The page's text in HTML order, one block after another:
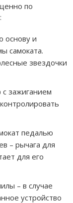
по
основу и
самоката.
звездочки
зажиганием
педалью
– рычага для
для его
– в случае
устройство